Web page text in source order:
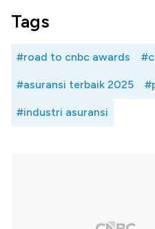
Tags
#road to cnbc awards
#asuransi terbaik 2025
#industri asuransi